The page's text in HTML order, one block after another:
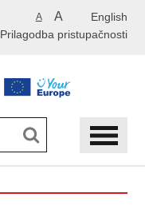
English
A A
Prilagodba pristupačnosti